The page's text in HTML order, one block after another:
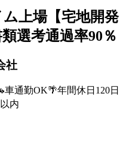
上場【宅地開発
選考通過率90％
社
車通勤OK🌴年間休日120日
内